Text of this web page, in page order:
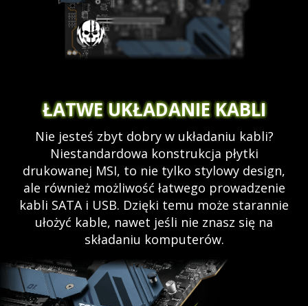
ŁATWE UKŁADANIE KABLI
Nie jesteś zbyt dobry w układaniu kabli?
Niestandardowa konstrukcja płytki
drukowanej MSI, to nie tylko stylowy design,
ale również możliwość łatwego prowadzenie
kabli SATA i USB. Dzięki temu może starannie
ułożyć kable, nawet jeśli nie znasz się na
składaniu komputerów.